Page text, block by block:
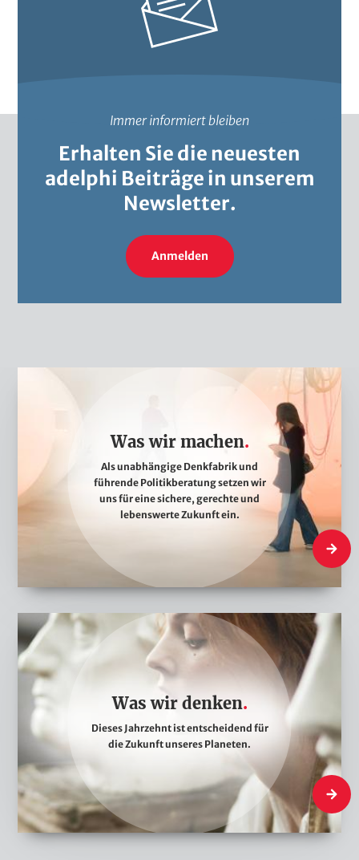
Immer informiert bleiben
Erhalten Sie die neuesten
adelphi Beiträge in unserem
Newsletter.
Anmelden
r
n
Was wir machen
Als unabhängige Denkfabrik und
führende Politikberatung setzen wir
uns für eine sichere, gerechte und
lebenswerte Zukunft ein.
Was
W
a
s
e
n
k
Was wir denken
Dieses Jahrzehnt ist entscheidend für
die Zukunft unseres Planeten.
Was